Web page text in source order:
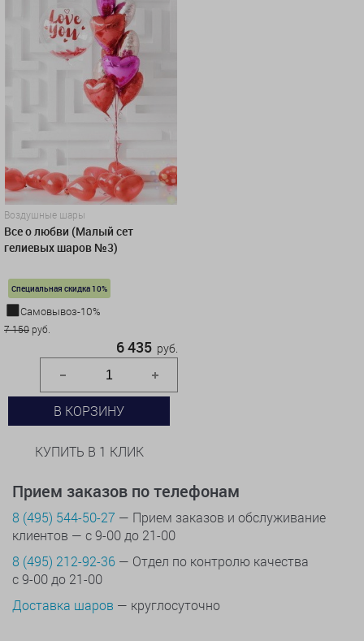
Воздушные шары
Все о любви (Малый сет
гелиевых шаров №3)
Специальная скидка 10%
Самовывоз-10%
7 150 руб.
6 435 руб.
В КОРЗИНУ
КУПИТЬ В 1 КЛИК
Прием заказов по телефонам
8 (495) 544-50-27 — Прием заказов и обслуживание
клиентов — с 9-00 до 21-00
8 (495) 212-92-36 — Отдел по контролю качества
с 9-00 до 21-00
Доставка шаров — круглосуточно